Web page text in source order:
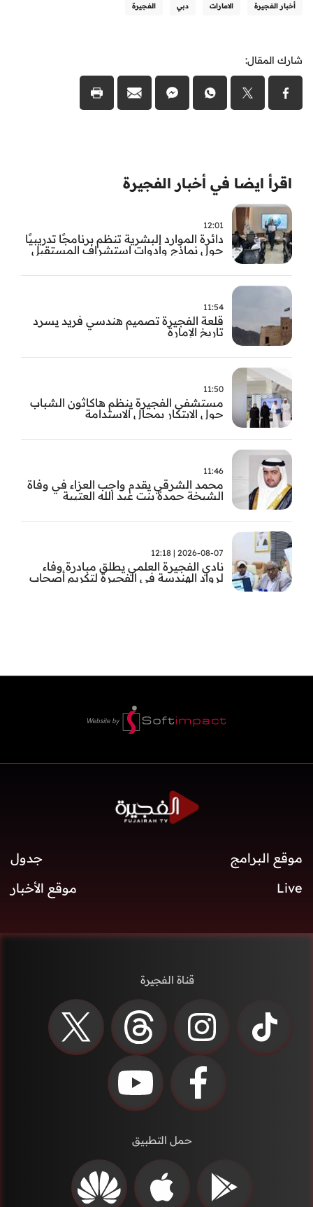
أخبار الفجيرة الامارات دبي الفجيرة
شارك المقال:
اقرأ ايضا في أخبار الفجيرة
12:01
دائرة الموارد البشرية تنظم برنامجًا تدريبيًا
حول نماذج وأدوات استشراف المستقبل
11:54
قلعة الفجيرة تصميم هندسي فريد يسرد
تاريخ الإمارة
11:50
مستشفى الفجيرة ينظم هاكاثون الشباب
حول الابتكار بمجال الاستدامة
11:46
محمد الشرقي يقدم واجب العزاء في وفاة
الشيخة حمدة بنت عبد الله العتيبة
2026-08-07 | 12:18
نادي الفجيرة العلمي يطلق مبادرة وفاء
لرواد الهندسة في الفجيرة لتكريم أصحاب
موقع البرامج
جدول
Live
موقع الأخبار
قناة الفجيرة
حمل التطبيق